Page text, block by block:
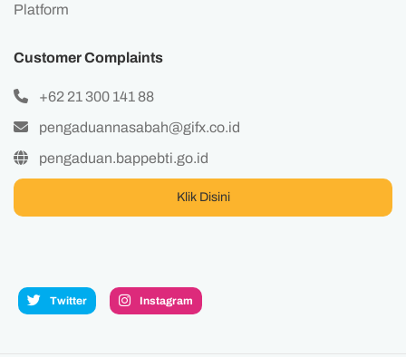
Platform
Customer Complaints
+62 21 300 141 88
pengaduannasabah@gifx.co.id
pengaduan.bappebti.go.id
Klik Disini
Twitter Instagram